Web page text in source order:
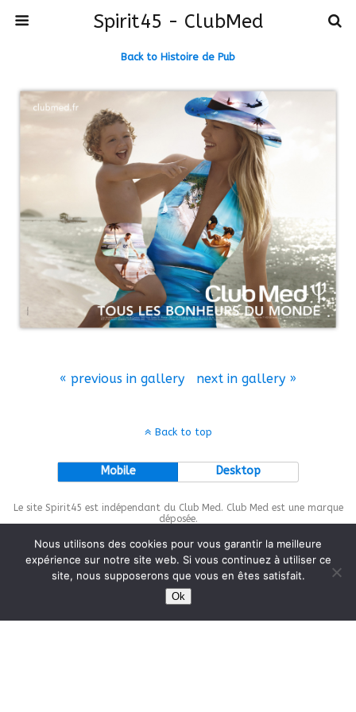
Spirit45 - ClubMed
Back to Histoire de Pub
« previous in gallery next in gallery »
Back to top
Mobile Desktop
Le site Spirit45 est indépendant du Club Med. Club Med est une marque
déposée.
This site is protected bywp-copyrightpro.com
Nous utilisons des cookies pour vous garantir la meilleure
expérience sur notre site web. Si vous continuez à utiliser ce
site, nous supposerons que vous en êtes satisfait.
Ok